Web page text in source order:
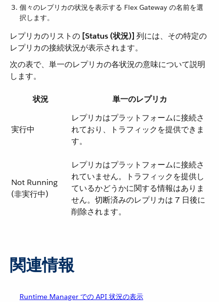
個々のレプリカの状況を表示する Flex Gateway の名前を選
択します。
レプリカのリストの ​ [Status (状況)] ​ 列には、その特定の
レプリカの接続状況が表示されます。
次の表で、単一のレプリカの各状況の意味について説明
します。
状況 単一のレプリカ
実行中
レプリカはプラットフォームに接続さ
れており、トラフィックを提供できま
す。
Not Running
(非実行中)
レプリカはプラットフォームに接続さ
れていません。トラフィックを提供し
ているかどうかに関する情報はありま
せん。切断済みのレプリカは 7 日後に
削除されます。
関連情報
Runtime Manager での API 状況の表示